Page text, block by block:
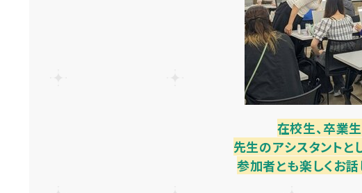
在校生、卒業
先生のアシスタントと
参加者とも楽しくお話